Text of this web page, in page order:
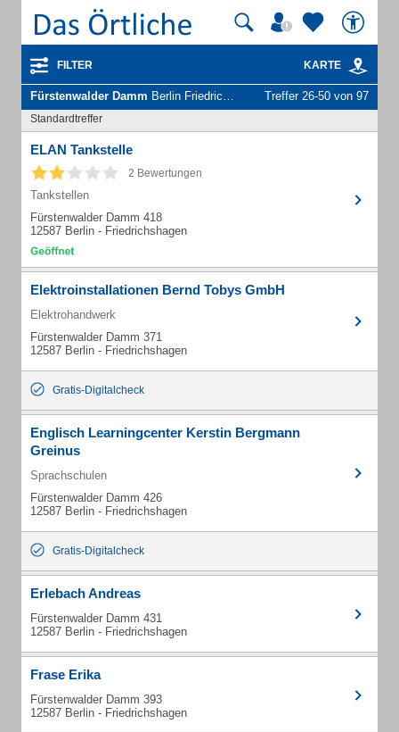
FILTER KARTE
Fürstenwalder Damm Berlin Friedrichshagen - Unternehmen und Personen Treffer 26-50 von 97
Standardtreffer
ELAN Tankstelle
2 Bewertungen
Tankstellen
Fürstenwalder Damm 418
12587 Berlin - Friedrichshagen
Elektroinstallationen Bernd Tobys GmbH
Elektrohandwerk
Fürstenwalder Damm 371
12587 Berlin - Friedrichshagen
Gratis-Digitalcheck
Englisch Learningcenter Kerstin Bergmann
Greinus
Sprachschulen
Fürstenwalder Damm 426
12587 Berlin - Friedrichshagen
Gratis-Digitalcheck
Erlebach Andreas
Fürstenwalder Damm 431
12587 Berlin - Friedrichshagen
Frase Erika
Fürstenwalder Damm 393
12587 Berlin - Friedrichshagen